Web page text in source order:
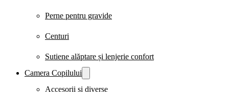
Perne pentru gravide
Centuri
Sutiene alăptare și lenjerie confort
Camera Copilului
Accesorii și diverse